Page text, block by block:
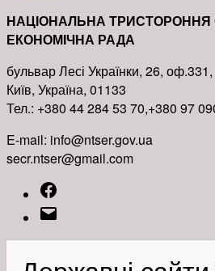
НАЦІОНАЛЬНА ТРИСТОРОННЯ
ЕКОНОМІЧНА РАДА
бульвар Лесі Українки, 26, оф.331,
Київ, Україна, 01133
Тел.: +380 44 284 53 70,+380 97
E-mail: info@ntser.gov.ua
secr.ntser@gmail.com